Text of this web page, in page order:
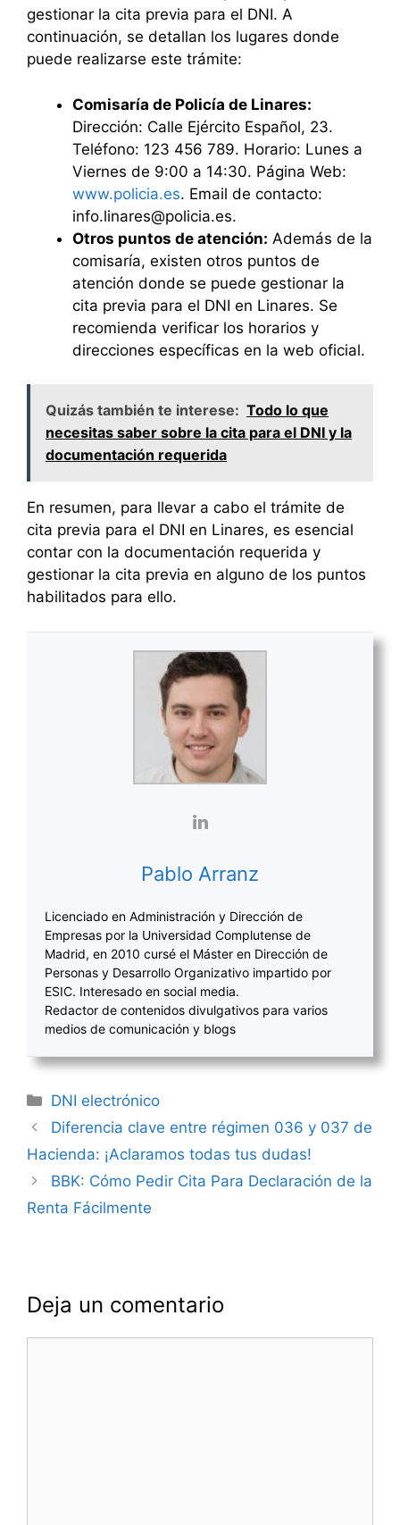
gestionar la cita previa para el DNI. A
continuación, se detallan los lugares donde
puede realizarse este trámite:
Comisaría de Policía de Linares:
Dirección: Calle Ejército Español, 23.
Teléfono: 123 456 789. Horario: Lunes a
Viernes de 9:00 a 14:30. Página Web:
www.policia.es. Email de contacto:
info.linares@policia.es.
Otros puntos de atención: Además de la
comisaría, existen otros puntos de
atención donde se puede gestionar la
cita previa para el DNI en Linares. Se
recomienda verificar los horarios y
direcciones específicas en la web oficial.
Quizás también te interese: Todo lo que
necesitas saber sobre la cita para el DNI y la
documentación requerida
En resumen, para llevar a cabo el trámite de
cita previa para el DNI en Linares, es esencial
contar con la documentación requerida y
gestionar la cita previa en alguno de los puntos
habilitados para ello.
Pablo Arranz
Licenciado en Administración y Dirección de
Empresas por la Universidad Complutense de
Madrid, en 2010 cursé el Máster en Dirección de
Personas y Desarrollo Organizativo impartido por
ESIC. Interesado en social media.
Redactor de contenidos divulgativos para varios
medios de comunicación y blogs
Categorías
DNI electrónico
Navegación
de
Diferencia clave entre régimen 036 y 037 de
Hacienda: ¡Aclaramos todas tus dudas!
BBK: Cómo Pedir Cita Para Declaración de la
Renta Fácilmente
Deja un comentario